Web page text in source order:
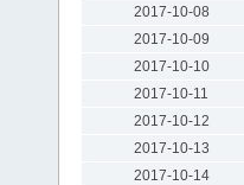
2017-10-08
2017-10-09
2017-10-10
2017-10-11
2017-10-12
2017-10-13
2017-10-14